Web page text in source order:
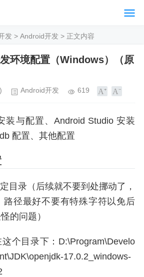
发 > Android开发 > 正文内容
环境配置（Windows）（原
Android开发 619
装与配置、Android Studio 安装
配置、其他配置
目录（后续就不要到处挪动了，
路径最好不要有特殊字符以免后
的问题）
个目录下：D:\Program\Develo
17.0.2_windows-